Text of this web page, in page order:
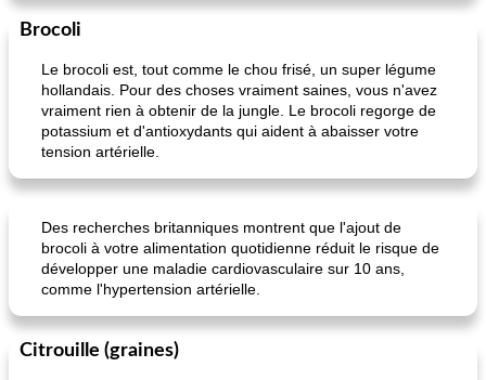
Brocoli
Le brocoli est, tout comme le chou frisé, un super légume
hollandais. Pour des choses vraiment saines, vous n'avez
vraiment rien à obtenir de la jungle. Le brocoli regorge de
potassium et d'antioxydants qui aident à abaisser votre
tension artérielle.
Des recherches britanniques montrent que l'ajout de
brocoli à votre alimentation quotidienne réduit le risque de
développer une maladie cardiovasculaire sur 10 ans,
comme l'hypertension artérielle.
Citrouille (graines)